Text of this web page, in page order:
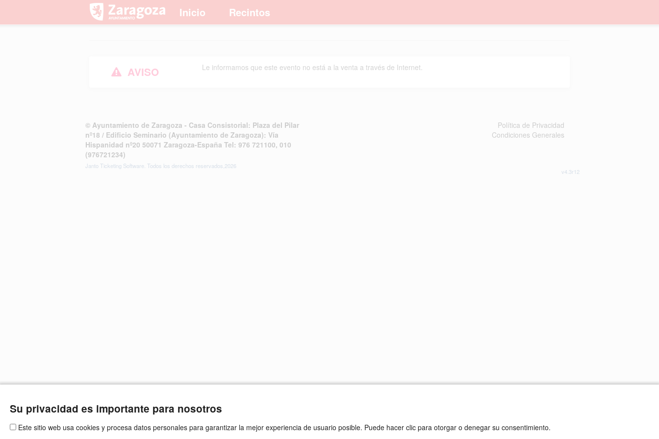
Inicio Recintos
AVISO Le informamos que este evento no está a la venta a través de Internet.
© Ayuntamiento de Zaragoza - Casa Consistorial: Plaza del Pilar
nº18 / Edificio Seminario (Ayuntamiento de Zaragoza): Vía
Hispanidad nº20 50071 Zaragoza-España Tel: 976 721100, 010
(976721234)
Janto Ticketing Software. Todos los derechos reservados,2026
Política de Privacidad
Condiciones Generales
v4.3r12
Su privacidad es importante para nosotros
Este sitio web usa cookies y procesa datos personales para garantizar la mejor experiencia de usuario posible. Puede hacer clic para otorgar o denegar su consentimiento.